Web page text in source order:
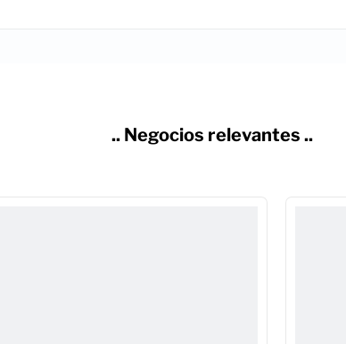
.. Negocios relevantes ..